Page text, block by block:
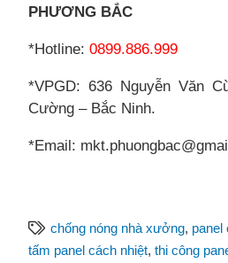
PHƯƠNG BẮC
*Hotline:0899.886.999
*VPGD: 636 Nguyễn Văn
Cường – Bắc Ninh.
*Email:
chống nóng nhà xưởng, panel
tấm panel cách nhiệt,thi công